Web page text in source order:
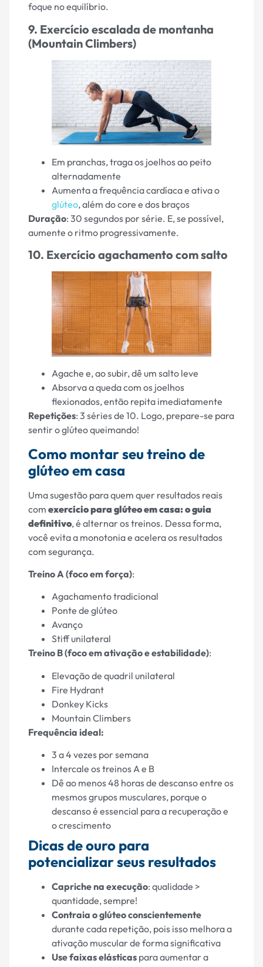
foque no equilíbrio.
9. Exercício escalada de montanha
(Mountain Climbers)
Em pranchas, traga os joelhos ao peito
alternadamente
Aumenta a frequência cardíaca e ativa o
glúteo, além do core e dos braços
Duração: 30 segundos por série. E, se possível,
aumente o ritmo progressivamente.
10. Exercício agachamento com salto
Agache e, ao subir, dê um salto leve
Absorva a queda com os joelhos
flexionados, então repita imediatamente
Repetições: 3 séries de 10. Logo, prepare-se para
sentir o glúteo queimando!
Como montar seu treino de
glúteo em casa
Uma sugestão para quem quer resultados reais
com exercício para glúteo em casa: o guia
definitivo, é alternar os treinos. Dessa forma,
você evita a monotonia e acelera os resultados
com segurança.
Treino A (foco em força):
Agachamento tradicional
Ponte de glúteo
Avanço
Stiff unilateral
Treino B (foco em ativação e estabilidade):
Elevação de quadril unilateral
Fire Hydrant
Donkey Kicks
Mountain Climbers
Frequência ideal:
3 a 4 vezes por semana
Intercale os treinos A e B
Dê ao menos 48 horas de descanso entre os
mesmos grupos musculares, porque o
descanso é essencial para a recuperação e
o crescimento
Dicas de ouro para
potencializar seus resultados
Capriche na execução: qualidade >
quantidade, sempre!
Contraia o glúteo conscientemente
durante cada repetição, pois isso melhora a
ativação muscular de forma significativa
Use faixas elásticas para aumentar a